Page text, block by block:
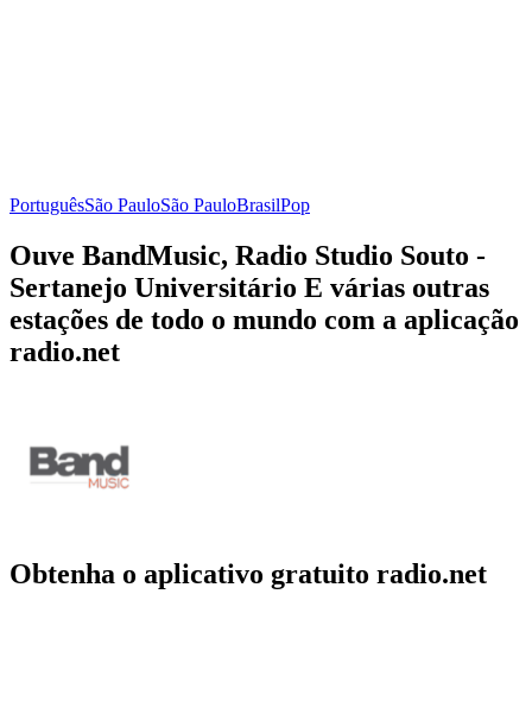
PortuguêsSão PauloSão PauloBrasilPop
Ouve BandMusic, Radio Studio Souto -
Sertanejo Universitário E várias outras
estações de todo o mundo com a aplicação
radio.net
Obtenha o aplicativo gratuito radio.net